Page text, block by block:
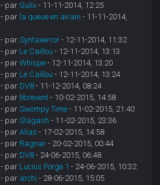
- par Gulix - 11-11-2014, 12:25
- par la queue en airain - 11-11-2014,
- parSyntaxerror - 12-11-2014, 11:32
- par Le Caillou - 12-11-2014, 13:13
- parWhispe - 12-11-2014, 13:20
- par Le Caillou - 12-11-2014, 13:24
- par DV8 - 11-12-2014, 08:24
- par librevent - 10-02-2015, 14:58
- parSwompy Time - 11-02-2015, 21:40
- parSlagash - 11-02-2015, 23:36
- parAlias - 17-02-2015, 14:58
- par Ragnar - 20-02-2015, 00:44
- par DV8 - 24-06-2015, 06:48
- par Lucius Forge 1 - 24-06-2015, 10:32
- par archi - 28-06-2015, 15:05